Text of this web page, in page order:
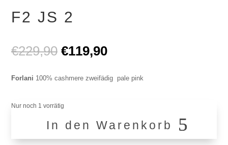
F2 JS 2
€229,90 Ursprünglicher
war:
€119,90Aktueller
ist:
€119,90.
Forlani 100% cashmere zweifädig pale pink
Nur noch 1 vorrätig
In den Warenkorb